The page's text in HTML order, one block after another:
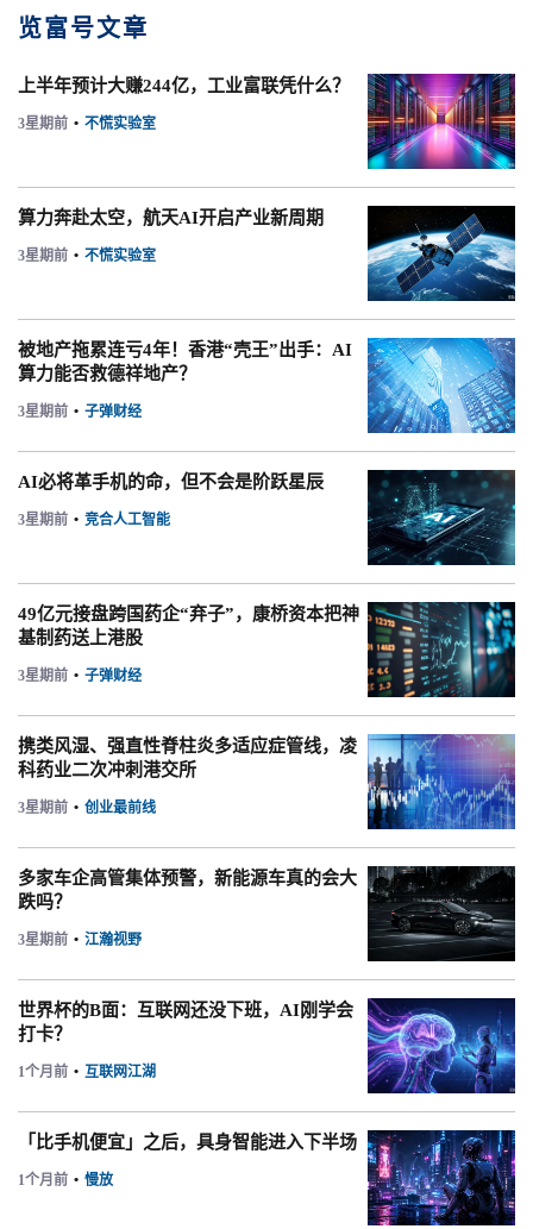
览富号文章
上半年预计大赚244亿，工业富联凭什么？
3星期前 • 不慌实验室
算力奔赴太空，航天AI开启产业新周期
3星期前 • 不慌实验室
被地产拖累连亏4年！香港“壳王”出手：AI
算力能否救德祥地产？
3星期前 • 子弹财经
AI必将革手机的命，但不会是阶跃星辰
3星期前 • 竞合人工智能
49亿元接盘跨国药企“弃子”，康桥资本把神
基制药送上港股
3星期前 • 子弹财经
携类风湿、强直性脊柱炎多适应症管线，凌
科药业二次冲刺港交所
3星期前 • 创业最前线
多家车企高管集体预警，新能源车真的会大
跌吗？
3星期前 • 江瀚视野
世界杯的B面：互联网还没下班，AI刚学会
打卡？
1个月前 • 互联网江湖
「比手机便宜」之后，具身智能进入下半场
1个月前 • 慢放